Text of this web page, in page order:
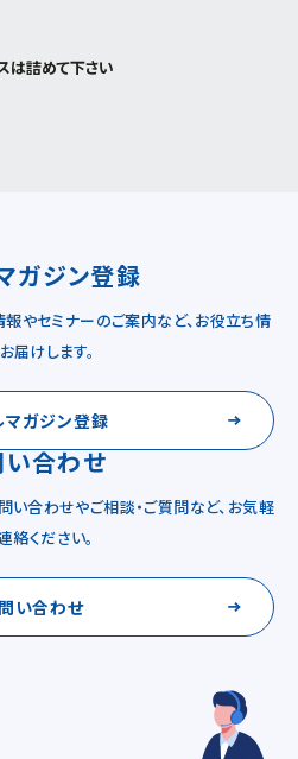
は詰めて下さい
ガジン登録
やセミナーのご案内など、お役立ち情
届けします。
マガジン登録
い合わせ
い合わせやご相談・ご質問など、お気軽
絡ください。
い合わせ